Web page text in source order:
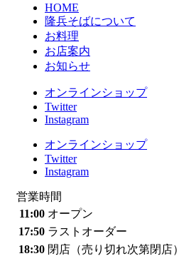
HOME
隆兵そばについて
お料理
お店案内
お知らせ
オンラインショップ
Twitter
Instagram
オンラインショップ
Twitter
Instagram
営業時間
11:00 オープン
17:50 ラストオーダー
18:30 閉店（売り切れ次第閉店）